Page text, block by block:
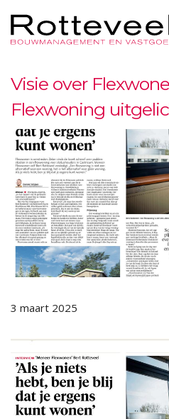
Visie over
Flexwoning
3 maart 2025